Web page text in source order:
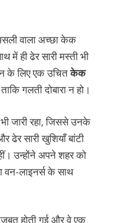
वाला अच्छा केक
में ही ढेर सारी मस्ती भी
के लिए एक उचितकेक
गलती दोबारा न हो।
जारी रहा, जिससे उनके
सारी खुशियाँ बांटी
उन्होंने अपने शहर को
लाइनर्स के साथ
होती गई और वे एक